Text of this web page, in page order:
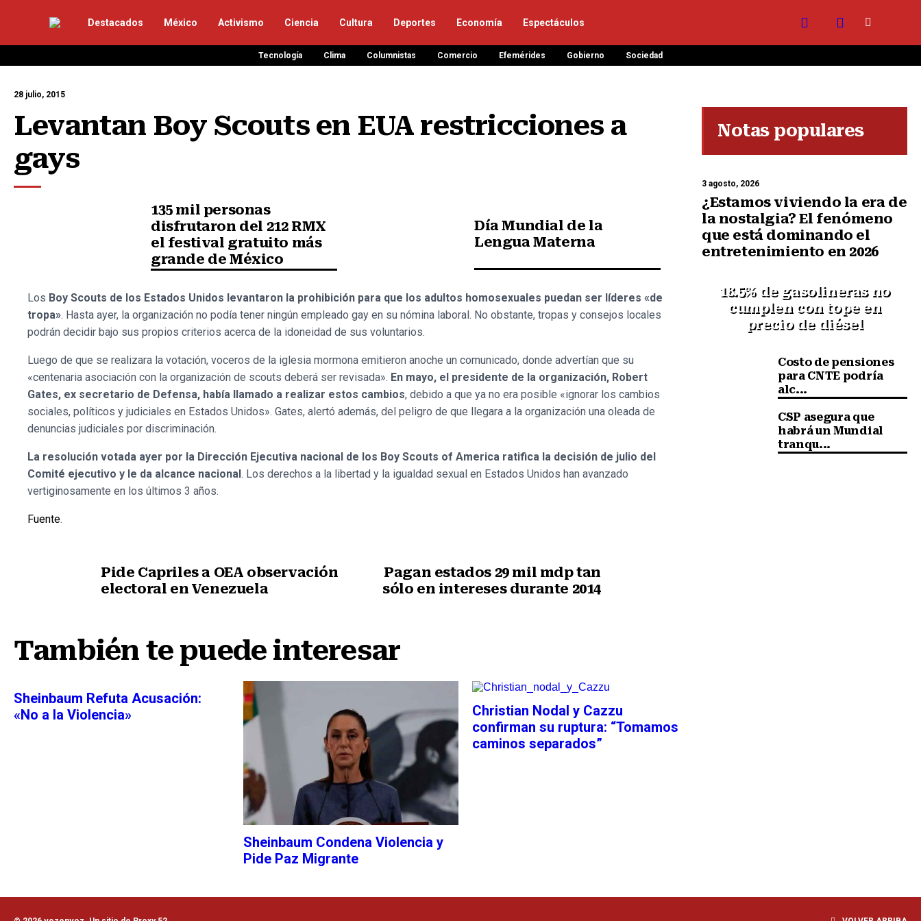
Destacados México Activismo Ciencia Cultura Deportes Economía Espectáculos
Tecnología Clima Columnistas Comercio Efemérides Gobierno Sociedad
28 julio, 2015
Levantan Boy Scouts en EUA restricciones a
gays
135 mil personas
disfrutaron del 212 RMX
el festival gratuito más
grande de México
Día Mundial de la
Lengua Materna
Los Boy Scouts de los Estados Unidos levantaron la prohibición para que los adultos homosexuales puedan ser líderes «de
tropa». Hasta ayer, la organización no podía tener ningún empleado gay en su nómina laboral. No obstante, tropas y consejos locales
podrán decidir bajo sus propios criterios acerca de la idoneidad de sus voluntarios.
Luego de que se realizara la votación, voceros de la iglesia mormona emitieron anoche un comunicado, donde advertían que su
«centenaria asociación con la organización de scouts deberá ser revisada». En mayo, el presidente de la organización, Robert
Gates, ex secretario de Defensa, había llamado a realizar estos cambios, debido a que ya no era posible «ignorar los cambios
sociales, políticos y judiciales en Estados Unidos». Gates, alertó además, del peligro de que llegara a la organización una oleada de
denuncias judiciales por discriminación.
La resolución votada ayer por la Dirección Ejecutiva nacional de los Boy Scouts of America ratifica la decisión de julio del
Comité ejecutivo y le da alcance nacional. Los derechos a la libertad y la igualdad sexual en Estados Unidos han avanzado
vertiginosamente en los últimos 3 años.
Fuente.
Pide Capriles a OEA observación
electoral en Venezuela
Pagan estados 29 mil mdp tan
sólo en intereses durante 2014
También te puede interesar
Sheinbaum Refuta Acusación:
«No a la Violencia»
Sheinbaum Condena Violencia y
Pide Paz Migrante
Christian Nodal y Cazzu
confirman su ruptura: “Tomamos
caminos separados”
Notas populares
3 agosto, 2026
¿Estamos viviendo la era de
la nostalgia? El fenómeno
que está dominando el
entretenimiento en 2026
18.5% de gasolineras no
cumplen con tope en
precio de diésel
Costo de pensiones
para CNTE podría
alc...
CSP asegura que
habrá un Mundial
tranqu...